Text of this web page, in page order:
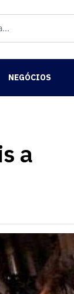
NEGÓCIOS
a